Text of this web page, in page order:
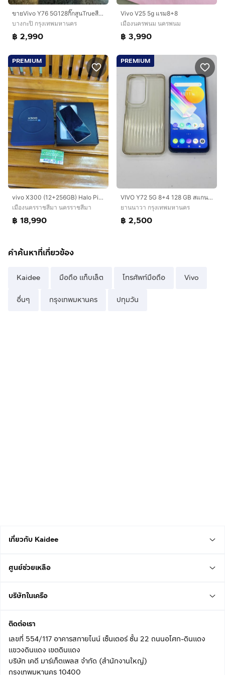
ขายVivo Y76 5G128กิ๊กสูนTrueสีBlueสภาพสวยๆถูกมากกกกใช้งานดี
บางกะปิ กรุงเทพมหานคร
฿ 2,990
Vivo V25 5g แรม8+8
เมืองนครพนม นครพนม
฿ 3,990
PREMIUM
vivo X300 (12+256GB) Halo Pink (5G)
เมืองนครราชสีมา นครราชสีมา
฿ 18,990
PREMIUM
VIVO Y72 5G 8+4 128 GB สแกนได้ แบตนาน ใช้งานได้ดี ราคาถูกใจ
ยานนาวา กรุงเทพมหานคร
฿ 2,500
คำค้นหาที่เกี่ยวข้อง
Kaidee มือถือ แท็บเล็ต โทรศัพท์มือถือ Vivo
อื่นๆ กรุงเทพมหานคร ปทุมวัน
เกี่ยวกับ Kaidee
ศูนย์ช่วยเหลือ
บริษัทในเครือ
ติดต่อเรา
เลขที่ 554/117 อาคารสกายไนน์ เซ็นเตอร์ ชั้น 22 ถนนอโศก-ดินแดง
แขวงดินแดง เขตดินแดง
บริษัท เคดี มาร์เก็ตเพลส จำกัด (สำนักงานใหญ่)
กรุงเทพมหานคร 10400